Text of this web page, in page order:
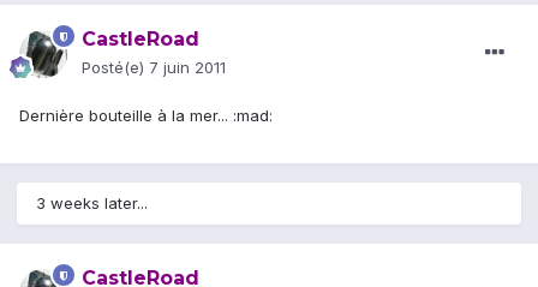
CastleRoad
Posté(e) 7 juin 2011
Dernière bouteille à la mer... :mad:
3 weeks later...
CastleRoad